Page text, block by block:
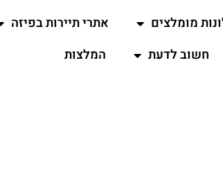
מומלצים אתרי תיירות בפיזה
חשוב לדעת המלצות